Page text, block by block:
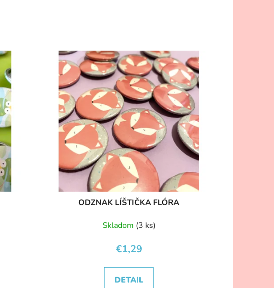
ODZNAK LÍŠTIČKA FLÓRA
Skladom (3 ks)
€1,29
DETAIL